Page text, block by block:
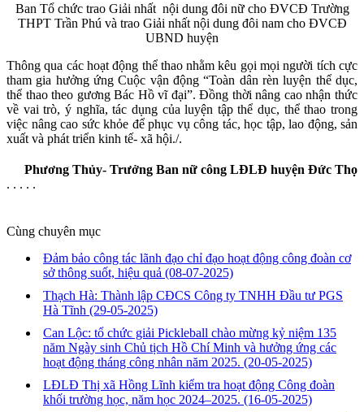
Ban Tổ chức trao Giải nhất nội dung đôi nữ cho ĐVCĐ Trường
THPT Trần Phú và trao Giải nhất nội dung đôi nam cho ĐVCĐ
UBND huyện
Thông qua các hoạt động thể thao nhằm kêu gọi mọi người tích cực
tham gia hưởng ứng Cuộc vận động “Toàn dân rèn luyện thể dục,
thể thao theo gương Bác Hồ vĩ đại”. Đồng thời nâng cao nhận thức
về vai trò, ý nghĩa, tác dụng của luyện tập thể dục, thể thao trong
việc nâng cao sức khỏe để phục vụ công tác, học tập, lao động, sản
xuất và phát triển kinh tế- xã hội./.
Phương Thủy- Trưởng Ban nữ công LĐLĐ huyện Đức Thọ
. . . . .
Cùng chuyên mục
Đảm bảo công tác lãnh đạo chỉ đạo hoạt động công đoàn cơ
sở thông suốt, hiệu quả (08-07-2025)
Thạch Hà: Thành lập CĐCS Công ty TNHH Đầu tư PGS
Hà Tĩnh (29-05-2025)
Can Lộc: tổ chức giải Pickleball chào mừng kỷ niệm 135
năm Ngày sinh Chủ tịch Hồ Chí Minh và hưởng ứng các
hoạt động tháng công nhân năm 2025. (20-05-2025)
LĐLĐ Thị xã Hồng Lĩnh kiểm tra hoạt động Công đoàn
khối trường học, năm học 2024–2025. (16-05-2025)